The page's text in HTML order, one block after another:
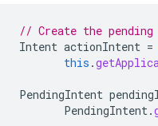
// Create the
Intent actionIntent =
this .
PendingIntent
PendingIntent .